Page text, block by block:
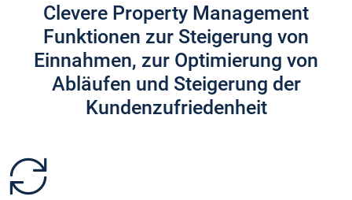
Clevere Property Management
Funktionen zur Steigerung von
Einnahmen, zur Optimierung von
Abläufen und Steigerung der
Kundenzufriedenheit